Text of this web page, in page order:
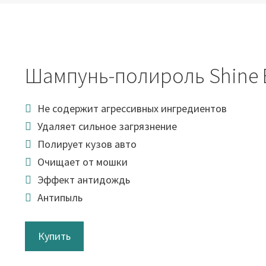
Шампунь-полироль Shine
Не содержит агрессивных ингредиентов
Удаляет сильное загрязнение
Полирует кузов авто
Очищает от мошки
Эффект антидождь
Антипыль
Купить